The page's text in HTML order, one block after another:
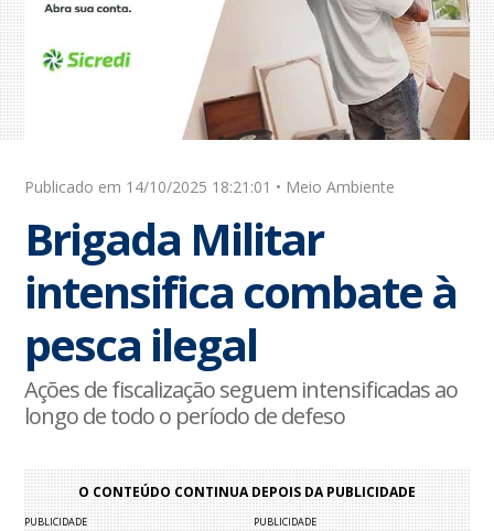
Publicado em 14/10/2025 18:21:01 • Meio Ambiente
Brigada Militar
intensifica combate à
pesca ilegal
Ações de fiscalização seguem intensificadas ao
longo de todo o período de defeso
O CONTEÚDO CONTINUA DEPOIS DA PUBLICIDADE
PUBLICIDADE PUBLICIDADE